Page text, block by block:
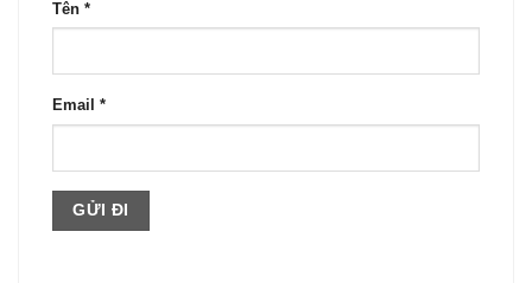
Tên *
Email *